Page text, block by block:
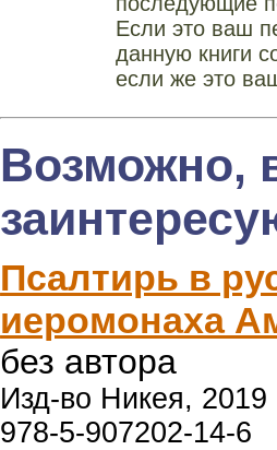
Если это ваш
данную книги
если же это
Возможно,
Псалтирь в
иеромонаха
без автора
Изд-во Никея, 2019
978-5-907202-14-6